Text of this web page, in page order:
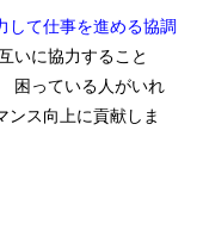
して仕事を進める協調
いに協力すること
困っている人がいれ
ンス向上に貢献しま